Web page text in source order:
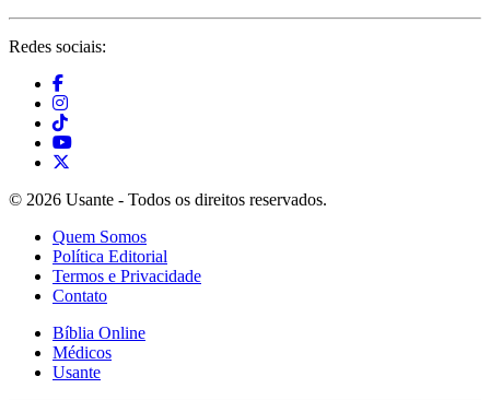
Redes sociais:
© 2026 Usante - Todos os direitos reservados.
Quem Somos
Política Editorial
Termos e Privacidade
Contato
Bíblia Online
Médicos
Usante